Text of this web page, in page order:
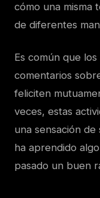
cómo una misma
de diferentes
Es común que
comentarios
feliciten
veces, estas
una sensación
ha aprendido
pasado un buen